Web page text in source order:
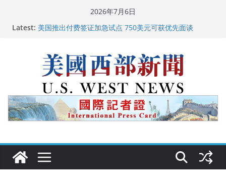
2026年7月6日
Latest:
广州市沉香协会会长周天明：让沉香有序走向世界
美国推出付费签证加急试点 750美元可获优先面谈
美国最高法院维持“出生公民权” : 出生在美国就是美国
人！
中国驻美国大使谢锋邀请美国老教师罗纳德·萨科尔斯基
再次访华